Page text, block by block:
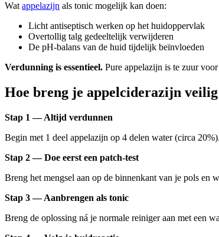
Wat appelazijn als tonic mogelijk kan doen:
Licht antiseptisch werken op het huidoppervlak
Overtollig talg gedeeltelijk verwijderen
De pH-balans van de huid tijdelijk beïnvloeden
Verdunning is essentieel. Pure appelazijn is te zuur
Hoe breng je appelciderazijn
Stap 1 — Altijd verdunnen
Begin met 1 deel appelazijn op 4 delen water (circa
Stap 2 — Doe eerst een patch-test
Breng het mengsel aan op de binnenkant van je pols en
Stap 3 — Aanbrengen als tonic
Breng de oplossing ná je normale reiniger aan met een